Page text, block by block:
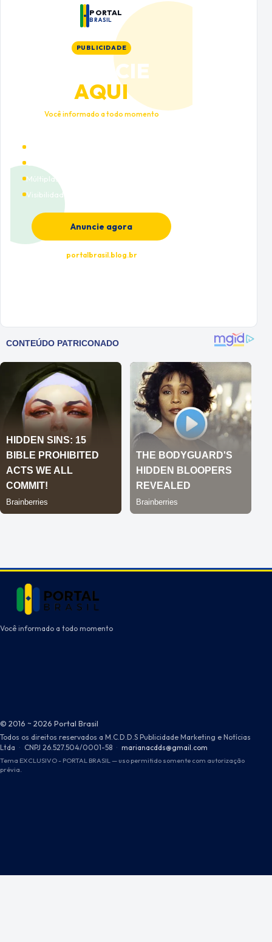
PORTAL
BRASIL
PUBLICIDADE
ANUNCIE
AQUI
Você informado a todo momento
Múltiplas categorias
Visibilidade premium
Anuncie agora
portalbrasil.blog.br
Você informado a todo momento
© 2016 ~ 2026 Portal Brasil
Todos os direitos reservados a M.C.D.D.S Publicidade Marketing e Notícias
Ltda · CNPJ 26.527.504/0001-58 · marianacdds@gmail.com
Tema EXCLUSIVO - PORTAL BRASIL — uso permitido somente com autorização
prévia.